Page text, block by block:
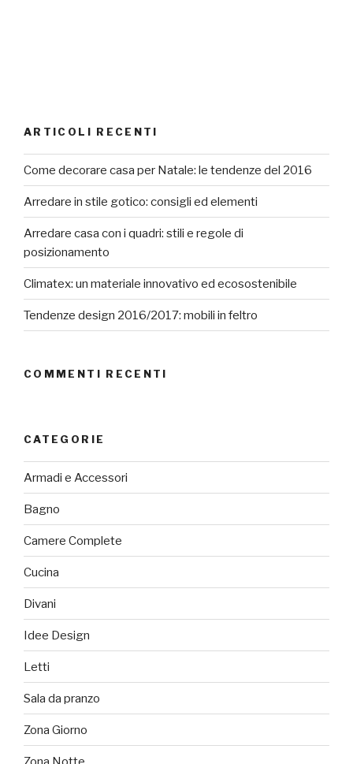
ARTICOLI RECENTI
Come decorare casa per Natale: le tendenze del 2016
Arredare in stile gotico: consigli ed elementi
Arredare casa con i quadri: stili e regole di
posizionamento
Climatex: un materiale innovativo ed ecosostenibile
Tendenze design 2016/2017: mobili in feltro
COMMENTI RECENTI
CATEGORIE
Armadi e Accessori
Bagno
Camere Complete
Cucina
Divani
Idee Design
Letti
Sala da pranzo
Zona Giorno